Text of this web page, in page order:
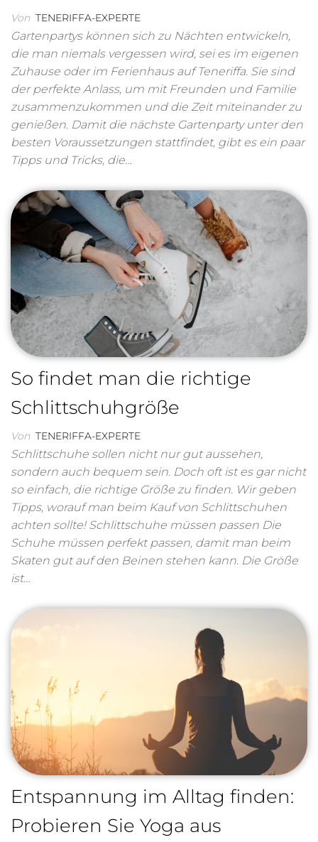
Von TENERIFFA-EXPERTE
Gartenpartys können sich zu Nächten entwickeln,
die man niemals vergessen wird, sei es im eigenen
Zuhause oder im Ferienhaus auf Teneriffa. Sie sind
der perfekte Anlass, um mit Freunden und Familie
zusammenzukommen und die Zeit miteinander zu
genießen. Damit die nächste Gartenparty unter den
besten Voraussetzungen stattfindet, gibt es ein paar
Tipps und Tricks, die…
So findet man die richtige
Schlittschuhgröße
Von TENERIFFA-EXPERTE
Schlittschuhe sollen nicht nur gut aussehen,
sondern auch bequem sein. Doch oft ist es gar nicht
so einfach, die richtige Größe zu finden. Wir geben
Tipps, worauf man beim Kauf von Schlittschuhen
achten sollte! Schlittschuhe müssen passen Die
Schuhe müssen perfekt passen, damit man beim
Skaten gut auf den Beinen stehen kann. Die Größe
ist…
Entspannung im Alltag finden:
Probieren Sie Yoga aus